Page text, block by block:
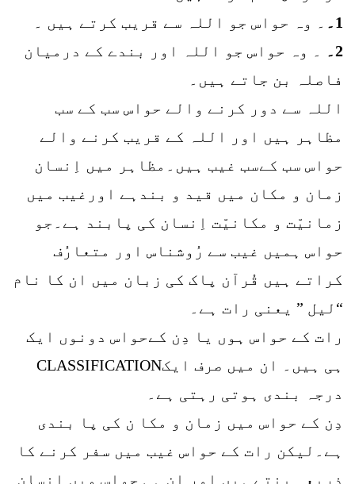
1۔
۔ وہ حواس جو اللہ سے قریب کرتے ہیں ۔
2۔
۔ وہ حواس جو اللہ اور بندے کے درمیان
فاصلہ بن جاتے ہیں۔
اللہ سے دور کرنے والے حواس سب کے سب
مظاہر ہیں اور اللہ کے قریب کرنے والے
حواس سب کےسب غیب ہیں۔مظاہر میں اِنسان
زمان و مکان میں قید و بندہے اورغیب میں
زمانیّت و مکانیّت اِنسان کی پابند ہے۔جو
حواس ہمیں غیب سے رُوشناس اور متعارُف
کراتے ہیں قُرآن پاک کی زبان میں ان کا نام
“لیل ” یعنی رات ہے۔
رات کے حواس ہوں یا دِن کےحواس دونوں ایک
ہی ہیں۔ ان میں صرف ایکCLASSIFICATION
درجہ بندی ہوتی رہتی ہے۔
دِن کے حواس میں زمان و مکا ن کی پا بندی
ہے۔لیکن رات کے حواس غیب میں سفر کرنے کا
ذریعہ بنتے ہیں اور ان ہی حواس میں اِنسان